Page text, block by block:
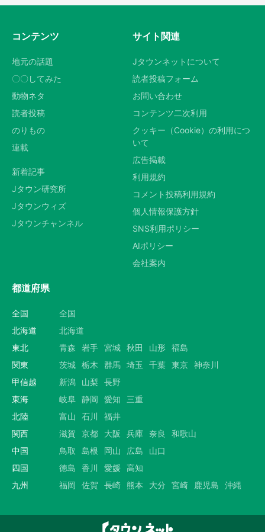
コンテンツ
地元の話題
〇〇してみた
動物ネタ
読者投稿
のりもの
連載
新着記事
Jタウン研究所
Jタウンウィズ
Jタウンチャンネル
サイト関連
Jタウンネットについて
読者投稿フォーム
お問い合わせ
コンテンツ二次利用
クッキー（Cookie）の利用につ
いて
広告掲載
利用規約
コメント投稿利用規約
個人情報保護方針
SNS利用ポリシー
AIポリシー
会社案内
都道府県
全国
全国
北海道
北海道
東北
青森 岩手 宮城 秋田 山形 福島
関東
茨城 栃木 群馬 埼玉 千葉 東京 神奈川
甲信越
新潟 山梨
長野
東海
岐阜 静岡 愛知
三重
北陸
富山 石川
福井
関西
滋賀 京都 大阪 兵庫 奈良
和歌山
中国
鳥取 島根 岡山 広島
山口
四国
徳島 香川 愛媛 高知
九州
福岡 佐賀 長崎 熊本 大分 宮崎 鹿児島 沖縄